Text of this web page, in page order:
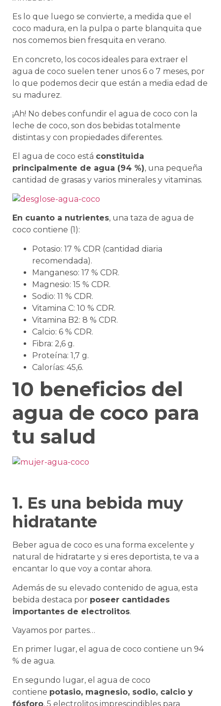
Es lo que luego se convierte, a medida que el
coco madura, en la pulpa o parte blanquita que
nos comemos bien fresquita en verano.
En concreto, los cocos ideales para extraer el
agua de coco suelen tener unos 6 o 7 meses, por
lo que podemos decir que están a media edad de
su madurez.
¡Ah! No debes confundir el agua de coco con la
leche de coco, son dos bebidas totalmente
distintas y con propiedades diferentes.
El agua de coco está constituida
principalmente de agua (94 %), una pequeña
cantidad de grasas y varios minerales y vitaminas.
En cuanto a nutrientes, una taza de agua de
coco contiene (1):
Potasio: 17 % CDR (cantidad diaria
recomendada).
Manganeso: 17 % CDR.
Magnesio: 15 % CDR.
Sodio: 11 % CDR.
Vitamina C: 10 % CDR.
Vitamina B2: 8 % CDR.
Calcio: 6 % CDR.
Fibra: 2,6 g.
Proteína: 1,7 g.
Calorías: 45,6.
10 beneficios del
agua de coco para
tu salud
1. Es una bebida muy
hidratante
Beber agua de coco es una forma excelente y
natural de hidratarte y si eres deportista, te va a
encantar lo que voy a contar ahora.
Además de su elevado contenido de agua, esta
bebida destaca por poseer cantidades
importantes de electrolitos.
Vayamos por partes…
En primer lugar, el agua de coco contiene un 94
% de agua.
En segundo lugar, el agua de coco
contiene potasio, magnesio, sodio, calcio y
fósforo, 5 electrolitos imprescindibles para